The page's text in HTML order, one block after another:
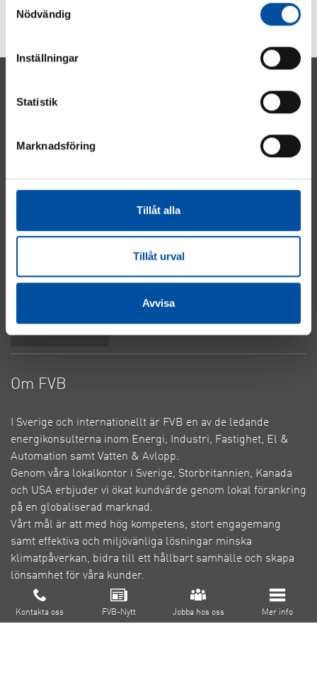
Nödvändig
Inställningar
Statistik
Marknadsföring
Tillåt alla
Tillåt urval
Avvisa
Om FVB
Kontakta oss FVB-Nytt Jobba hos oss Mer info
Energi
Fastighet
Vatten & Avlopp
Integritetspolicy
Om FVB
I Sverige och internationellt är FVB en av de ledande
energikonsulterna inom Energi, Industri, Fastighet, El &
Automation samt Vatten & Avlopp.
Genom våra lokalkontor i Sverige, Storbritannien, Kanada
och USA erbjuder vi ökat kundvärde genom lokal förankring
på en globaliserad marknad.
Vårt mål är att med hög kompetens, stort engagemang
samt effektiva och miljövänliga lösningar minska
klimatpåverkan, bidra till ett hållbart samhälle och skapa
lönsamhet för våra kunder.
Cookie inställningar